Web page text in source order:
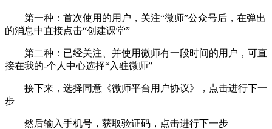
第一种：首次使用的用户，关注“微师”公众号后，在弹出
的消息中直接点击“创建课堂”
第二种：已经关注、并使用微师有一段时间的用户，可直
接在我的-个人中心选择“入驻微师”
接下来，选择同意《微师平台用户协议》，点击进行下一
步
然后输入手机号，获取验证码，点击进行下一步